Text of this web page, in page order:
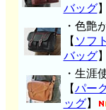
バッグ】
・色艶
【 ソフ
バッグ】
・生涯
【パー
ッグ】